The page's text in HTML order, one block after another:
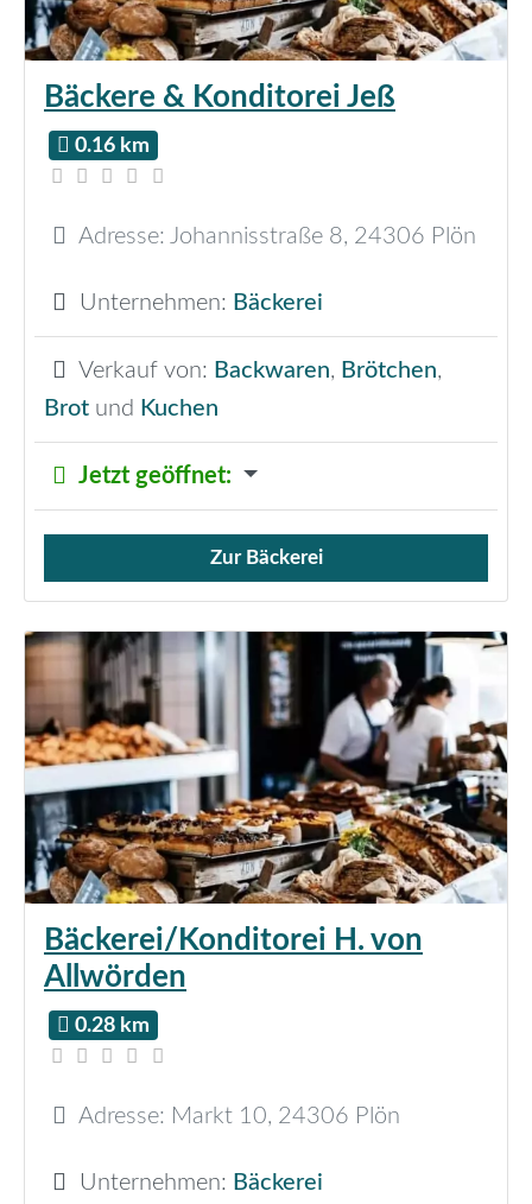
Bäckere & Konditorei Jeß
0.16 km
Adresse: Johannisstraße 8, 24306 Plön
Unternehmen: Bäckerei
Verkauf von: Backwaren, Brötchen,
Brot und Kuchen
Jetzt geöffnet:
Verkauf von Brötchen,
Zur Bäckerei
Bäckerei/Konditorei H. von
Allwörden
0.28 km
Adresse: Markt 10, 24306 Plön
Unternehmen: Bäckerei